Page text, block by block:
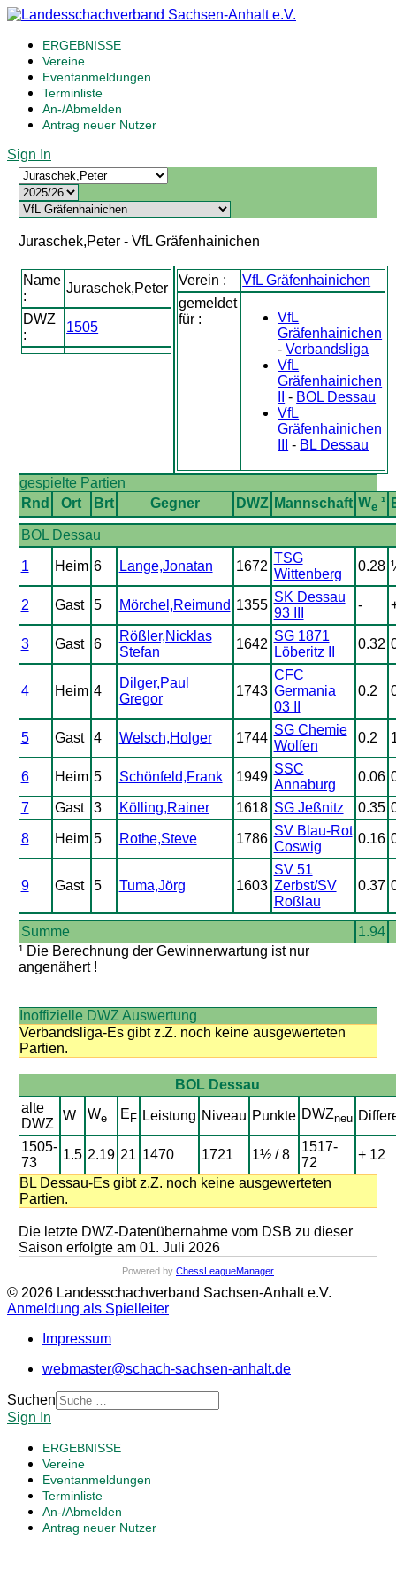
ERGEBNISSE
Vereine
Eventanmeldungen
Terminliste
An-/Abmelden
Antrag neuer Nutzer
Sign In
Juraschek,Peter - VfL Gräfenhainichen
Name
:
Juraschek,Peter
DWZ
:
1505
Verein :
VfL Gräfenhainichen
gemeldet
für :
VfL
Gräfenhainichen
-Verbandsliga
VfL
Gräfenhainichen
- BOL Dessau
VfL
Gräfenhainichen
- BL Dessau
gespielte Partien
Rnd
Ort Brt Gegner DWZ Mannschaft We¹
BOL Dessau
1 Heim 6 Lange,Jonatan 1672
TSG
Wittenberg
0.28
2 Gast 5 Mörchel,Reimund 1355
SK Dessau
93 III
-
3 Gast 6
Rößler,Nicklas
Stefan
1642
SG 1871
Löberitz II
0.32
4 Heim 4
Dilger,Paul
Gregor
1743
CFC
Germania
03 II
0.2
5 Gast 4 Welsch,Holger 1744
SG Chemie
Wolfen
0.2
6 Heim 5 Schönfeld,Frank 1949
SSC
Annaburg
0.06
7 Gast 3 Kölling,Rainer 1618 SG Jeßnitz 0.35
8 Heim 5 Rothe,Steve 1786
SV Blau-Rot
Coswig
0.16
9 Gast 5 Tuma,Jörg 1603
SV 51
Zerbst/SV
Roßlau
0.37
Summe
1.94
¹ Die Berechnung der Gewinnerwartung ist nur
angenähert !
Inoffizielle DWZ Auswertung
Verbandsliga-Es gibt z.Z. noch keine ausgewerteten
Partien.
BOL Dessau
alte
DWZ
W We E F Leistung Niveau Punkte DWZneu
1505-
73
1.5 2.19 21 1470 1721 1½ / 8
1517-
72
+ 12
BL Dessau-Es gibt z.Z. noch keine ausgewerteten
Partien.
Die letzte DWZ-Datenübernahme vom DSB zu dieser
Saison erfolgte am 01. Juli 2026
Powered by ChessLeagueManager
© 2026 Landesschachverband Sachsen-Anhalt e.V.
Anmeldung als Spielleiter
Impressum
webmaster@schach-sachsen-anhalt.de
Suchen
Sign In
ERGEBNISSE
Vereine
Eventanmeldungen
Terminliste
An-/Abmelden
Antrag neuer Nutzer